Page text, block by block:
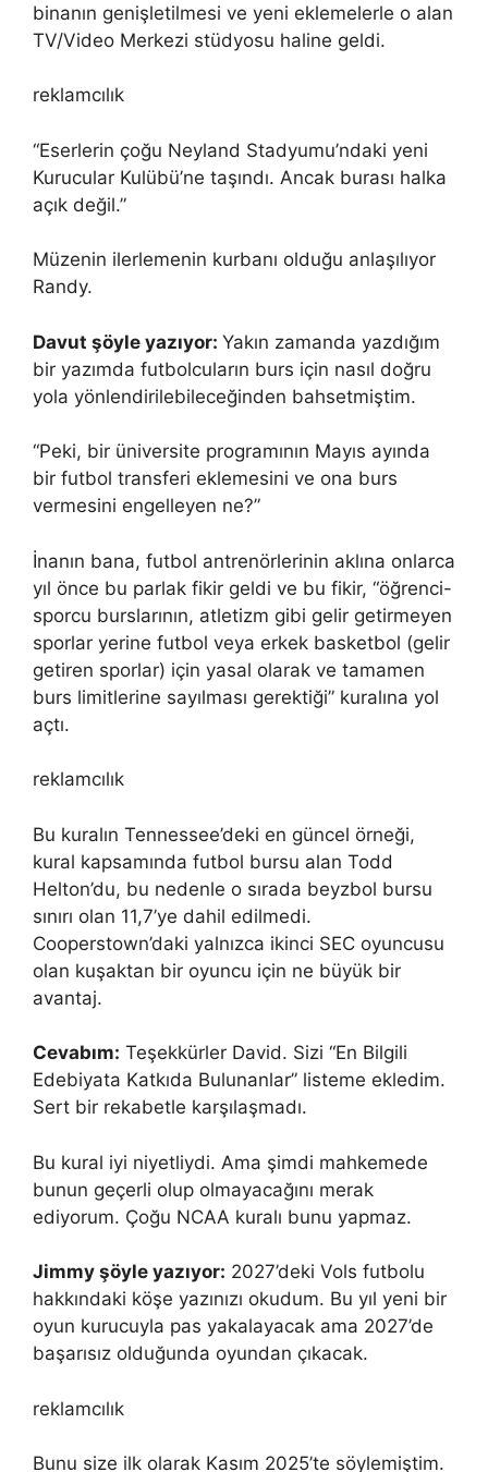
binanın genişletilmesi ve yeni eklemelerle o alan
TV/Video Merkezi stüdyosu haline geldi.
reklamcılık
“Eserlerin çoğu Neyland Stadyumu’ndaki yeni
Kurucular Kulübü’ne taşındı. Ancak burası halka
açık değil.”
Müzenin ilerlemenin kurbanı olduğu anlaşılıyor
Randy.
Davut şöyle yazıyor: Yakın zamanda yazdığım
bir yazımda futbolcuların burs için nasıl doğru
yola yönlendirilebileceğinden bahsetmiştim.
“Peki, bir üniversite programının Mayıs ayında
bir futbol transferi eklemesini ve ona burs
vermesini engelleyen ne?”
İnanın bana, futbol antrenörlerinin aklına onlarca
yıl önce bu parlak fikir geldi ve bu fikir, “öğrenci-
sporcu burslarının, atletizm gibi gelir getirmeyen
sporlar yerine futbol veya erkek basketbol (gelir
getiren sporlar) için yasal olarak ve tamamen
burs limitlerine sayılması gerektiği” kuralına yol
açtı.
reklamcılık
Bu kuralın Tennessee’deki en güncel örneği,
kural kapsamında futbol bursu alan Todd
Helton’du, bu nedenle o sırada beyzbol bursu
sınırı olan 11,7’ye dahil edilmedi.
Cooperstown’daki yalnızca ikinci SEC oyuncusu
olan kuşaktan bir oyuncu için ne büyük bir
avantaj.
Cevabım: Teşekkürler David. Sizi “En Bilgili
Edebiyata Katkıda Bulunanlar” listeme ekledim.
Sert bir rekabetle karşılaşmadı.
Bu kural iyi niyetliydi. Ama şimdi mahkemede
bunun geçerli olup olmayacağını merak
ediyorum. Çoğu NCAA kuralı bunu yapmaz.
Jimmy şöyle yazıyor: 2027’deki Vols futbolu
hakkındaki köşe yazınızı okudum. Bu yıl yeni bir
oyun kurucuyla pas yakalayacak ama 2027’de
başarısız olduğunda oyundan çıkacak.
reklamcılık
Bunu size ilk olarak Kasım 2025’te söylemiştim.